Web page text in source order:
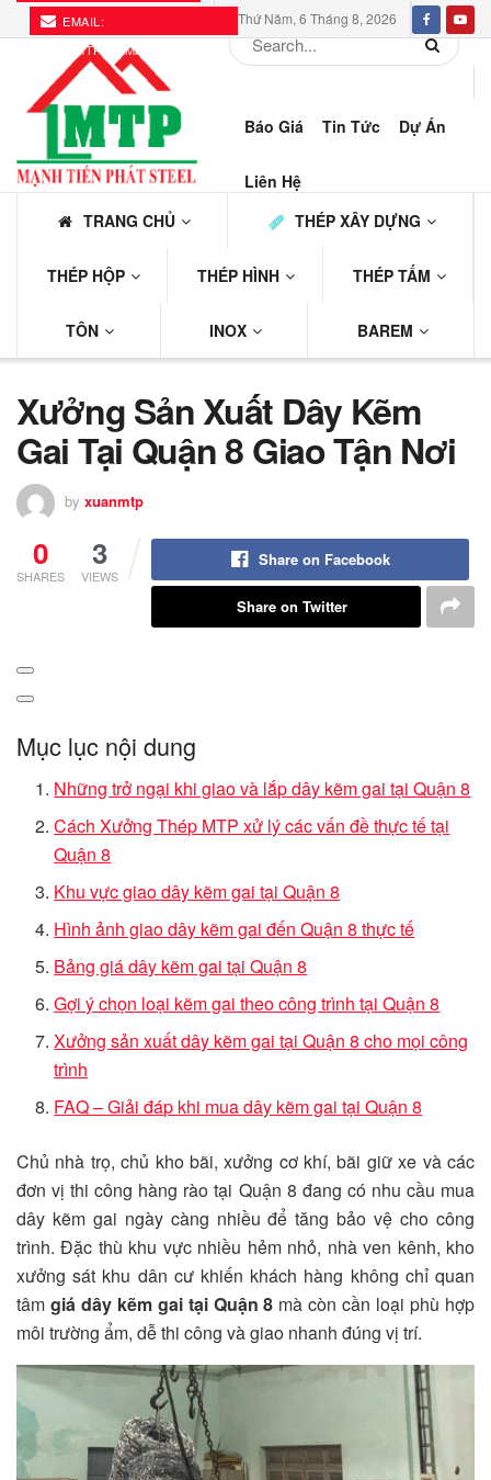
EMAIL:
THEPMTP@GMAIL.COM
Thứ Năm, 6 Tháng 8, 2026
Báo Giá Tin Tức Dự Án
Liên Hệ
TRANG CHỦ
THÉP XÂY DỰNG
THÉP HỘP THÉP HÌNH THÉP TẤM
TÔN INOX BAREM
Xưởng Sản Xuất Dây Kẽm
Gai Tại Quận 8 Giao Tận Nơi
by xuanmtp
0
SHARES
3
VIEWS
Share on Facebook
Share on Twitter
Mục lục nội dung
Những trở ngại khi giao và lắp dây kẽm gai tại Quận 8
Cách Xưởng Thép MTP xử lý các vấn đề thực tế tại
Quận 8
Khu vực giao dây kẽm gai tại Quận 8
Hình ảnh giao dây kẽm gai đến Quận 8 thực tế
Bảng giá dây kẽm gai tại Quận 8
Gợi ý chọn loại kẽm gai theo công trình tại Quận 8
Xưởng sản xuất dây kẽm gai tại Quận 8 cho mọi công
trình
FAQ – Giải đáp khi mua dây kẽm gai tại Quận 8
Chủ nhà trọ, chủ kho bãi, xưởng cơ khí, bãi giữ xe và các
đơn vị thi công hàng rào tại Quận 8 đang có nhu cầu mua
dây kẽm gai ngày càng nhiều để tăng bảo vệ cho công
trình. Đặc thù khu vực nhiều hẻm nhỏ, nhà ven kênh, kho
xưởng sát khu dân cư khiến khách hàng không chỉ quan
tâm giá dây kẽm gai tại Quận 8 mà còn cần loại phù hợp
môi trường ẩm, dễ thi công và giao nhanh đúng vị trí.